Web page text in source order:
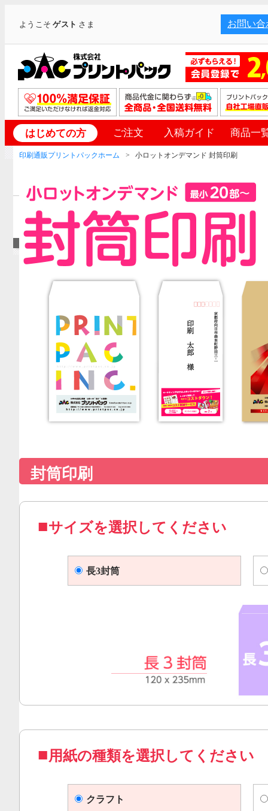
ようこそゲスト さま お問い合
はじめての方 ご注文 入稿ガイド 商品一
印刷通販プリントパックホーム 小ロットオンデマンド 封筒印刷
封筒印刷
サイズを選択してください
長3封筒
用紙の種類を選択してください
クラフト